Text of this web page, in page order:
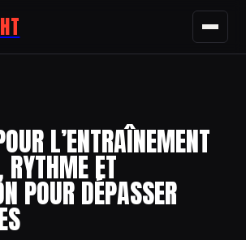
L’ENTRAÎNEMENT
ET
POUR DÉPASSER